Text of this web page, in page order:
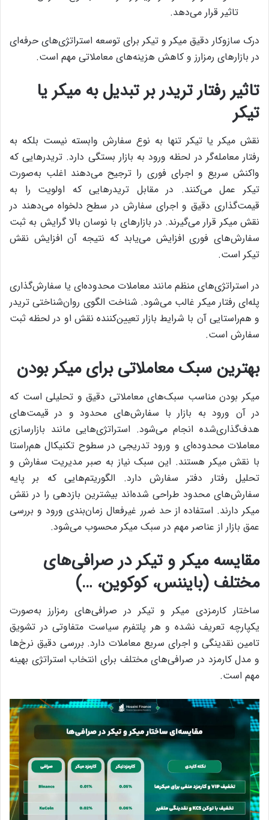
تاثیر قرار می‌دهد.
درک سازوکار دقیق میکر و تیکر برای توسعه استراتژی‌های حرفه‌ای
در بازارهای رمزارز و کاهش هزینه‌های معاملاتی مهم است.
تاثیر رفتار تریدر بر تبدیل به میکر یا
تیکر
نقش میکر یا تیکر تنها به نوع سفارش وابسته نیست بلکه به
رفتار معامله‌گر در لحظه ورود به بازار بستگی دارد. تریدرهایی که
واکنش سریع و اجرای فوری را ترجیح می‌دهند اغلب به‌صورت
تیکر عمل می‌کنند. در مقابل تریدرهایی که اولویت را به
قیمت‌گذاری دقیق و اجرای سفارش در سطح دلخواه می‌دهند در
نقش میکر قرار می‌گیرند. در بازارهای با نوسان بالا گرایش به ثبت
سفارش‌های فوری افزایش می‌یابد که نتیجه آن افزایش نقش
تیکر است.
در استراتژی‌های منظم مانند معاملات محدوده‌ای یا سفارش‌گذاری
پله‌ای رفتار میکر غالب می‌شود. شناخت الگوی روان‌شناختی تریدر
و هم‌راستایی آن با شرایط بازار تعیین‌کننده نقش او در لحظه ثبت
سفارش است.
بهترین سبک معاملاتی برای میکر بودن
میکر بودن مناسب سبک‌های معاملاتی دقیق و تحلیلی است که
در آن ورود به بازار با سفارش‌های محدود و در قیمت‌های
هدف‌گذاری‌شده انجام می‌شود. استراتژی‌هایی مانند بازارسازی
معاملات محدوده‌ای و ورود تدریجی در سطوح تکنیکال هم‌راستا
با نقش میکر هستند. این سبک نیاز به صبر مدیریت سفارش و
تحلیل رفتار دفتر سفارش دارد. الگوریتم‌هایی که بر پایه
سفارش‌های محدود طراحی شده‌اند بیشترین بازدهی را در نقش
میکر دارند. استفاده از حد ضرر غیرفعال زمان‌بندی ورود و بررسی
عمق بازار از عناصر مهم در سبک میکر محسوب می‌شود.
مقایسه میکر و تیکر در صرافی‌های
مختلف (بایننس، کوکوین، …)
ساختار کارمزدی میکر و تیکر در صرافی‌های رمزارز به‌صورت
یکپارچه تعریف نشده و هر پلتفرم سیاست متفاوتی در تشویق
تامین نقدینگی و اجرای سریع معاملات دارد. بررسی دقیق نرخ‌ها
و مدل کارمزد در صرافی‌های مختلف برای انتخاب استراتژی بهینه
مهم است.